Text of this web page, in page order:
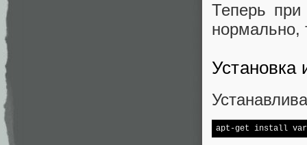
Теперь
нормально,
Установка